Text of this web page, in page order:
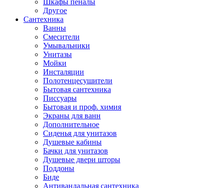
Шкафы пеналы
Другое
Сантехника
Ванны
Смесители
Умывальники
Унитазы
Мойки
Инсталяции
Полотенцесушители
Бытовая сантехника
Писсуары
Бытовая и проф. химия
Экраны для ванн
Дополнительное
Сиденья для унитазов
Душевые кабины
Бачки для унитазов
Душевые двери шторы
Поддоны
Биде
Антивандальная сантехника